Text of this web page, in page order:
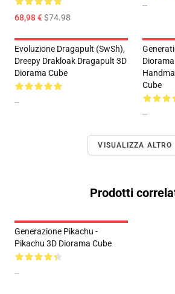
68,98 €$74.98
--
Evoluzione Dragapult (SwSh),
Dreepy Drakloak Dragapult 3D
Diorama Cube
--
Cube
--
VISUALIZZA ALTRO
Prodotti
Generazione Pikachu -
Pikachu 3D Diorama Cube
--